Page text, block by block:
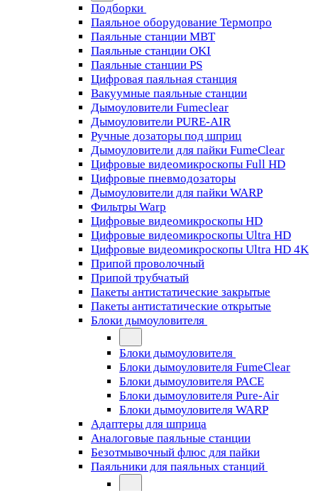
Подборки
Паяльное оборудование Термопро
Паяльные станции MBT
Паяльные станции OKI
Паяльные станции PS
Цифровая паяльная станция
Вакуумные паяльные станции
Дымоуловители Fumeclear
Дымоуловители PURE-AIR
Ручные дозаторы под шприц
Дымоуловители для пайки FumeClear
Цифровые видеомикроскопы Full HD
Цифровые пневмодозаторы
Дымоуловители для пайки WARP
Фильтры Warp
Цифровые видеомикроскопы HD
Цифровые видеомикроскопы Ultra HD
Цифровые видеомикроскопы Ultra HD 4K
Припой проволочный
Припой трубчатый
Пакеты антистатические закрытые
Пакеты антистатические открытые
Блоки дымоуловителя
Блоки дымоуловителя
Блоки дымоуловителя FumeClear
Блоки дымоуловителя PACE
Блоки дымоуловителя Pure-Air
Блоки дымоуловителя WARP
Адаптеры для шприца
Аналоговые паяльные станции
Безотмывочный флюс для пайки
Паяльники для паяльных станций